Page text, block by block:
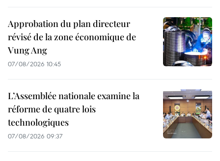
Approbation du plan directeur
révisé de la zone économique de
Vung Ang
07/08/2026 10:45
L’Assemblée nationale examine la
réforme de quatre lois
technologiques
07/08/2026 09:37